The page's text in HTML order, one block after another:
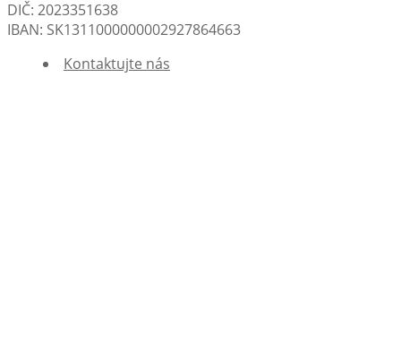
DIČ: 2023351638
IBAN: SK1311000000002927864663
Kontaktujte nás